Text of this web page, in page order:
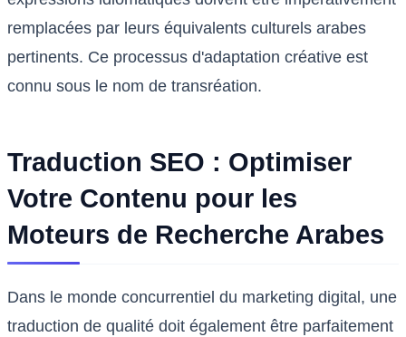
remplacées par leurs équivalents culturels arabes
pertinents. Ce processus d'adaptation créative est
connu sous le nom de transréation.
Traduction SEO : Optimiser
Votre Contenu pour les
Moteurs de Recherche Arabes
Dans le monde concurrentiel du marketing digital, une
traduction de qualité doit également être parfaitement